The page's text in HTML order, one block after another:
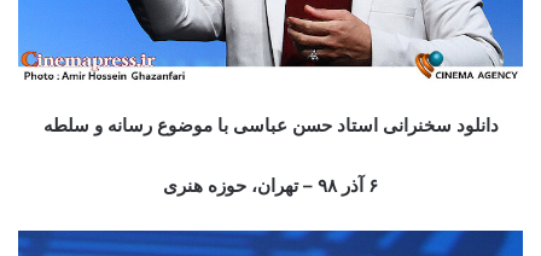
دانلود سخنرانی استاد حسن عباسی با موضوع رسانه و سلطه
۶ آذر ۹۸ – تهران، حوزه هنری